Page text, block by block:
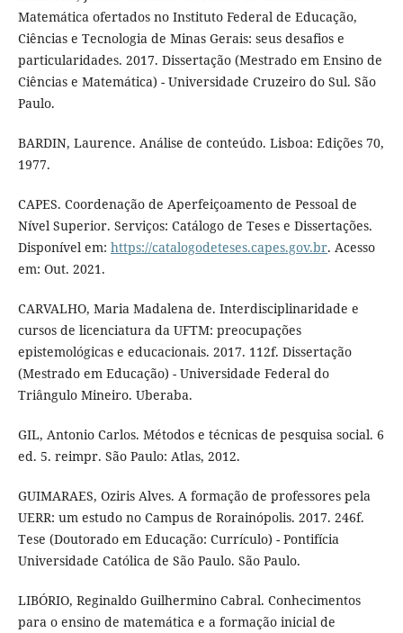
Matemática ofertados no Instituto Federal de Educação,
Ciências e Tecnologia de Minas Gerais: seus desafios e
particularidades. 2017. Dissertação (Mestrado em Ensino de
Ciências e Matemática) - Universidade Cruzeiro do Sul. São
Paulo.
BARDIN, Laurence. Análise de conteúdo. Lisboa: Edições 70,
1977.
CAPES. Coordenação de Aperfeiçoamento de Pessoal de
Nível Superior. Serviços: Catálogo de Teses e Dissertações.
Disponível em: https://catalogodeteses.capes.gov.br. Acesso
em: Out. 2021.
CARVALHO, Maria Madalena de. Interdisciplinaridade e
cursos de licenciatura da UFTM: preocupações
epistemológicas e educacionais. 2017. 112f. Dissertação
(Mestrado em Educação) - Universidade Federal do
Triângulo Mineiro. Uberaba.
GIL, Antonio Carlos. Métodos e técnicas de pesquisa social. 6
ed. 5. reimpr. São Paulo: Atlas, 2012.
GUIMARAES, Oziris Alves. A formação de professores pela
UERR: um estudo no Campus de Rorainópolis. 2017. 246f.
Tese (Doutorado em Educação: Currículo) - Pontifícia
Universidade Católica de São Paulo. São Paulo.
LIBÓRIO, Reginaldo Guilhermino Cabral. Conhecimentos
para o ensino de matemática e a formação inicial de